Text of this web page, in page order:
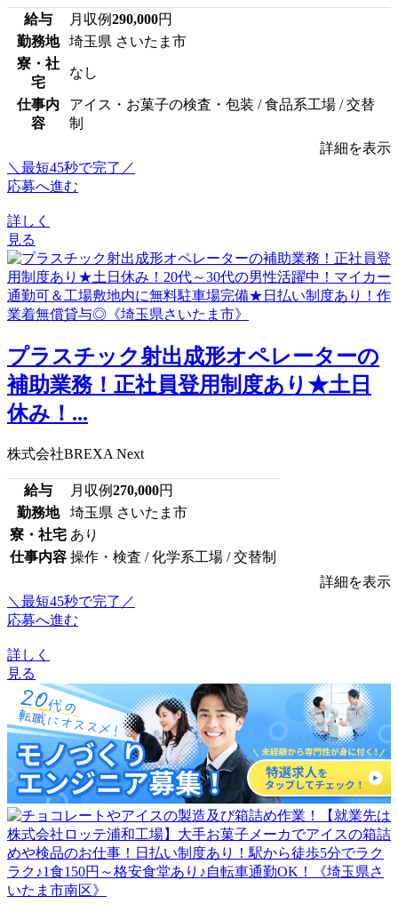
給与 月収例290,000円
勤務地
埼玉県 さいたま市
寮・社
宅
なし
仕事内
容
アイス・お菓子の検査・包装 / 食品系工場 / 交替
制
詳細を表示
＼最短45秒で完了／
応募へ進む
詳しく
見る
プラスチック射出成形オペレーターの
補助業務！正社員登用制度あり★土日
休み！...
株式会社BREXA Next
給与 月収例270,000円
勤務地
埼玉県 さいたま市
寮・社宅 あり
仕事内容 操作・検査 / 化学系工場 / 交替制
詳細を表示
＼最短45秒で完了／
応募へ進む
詳しく
見る